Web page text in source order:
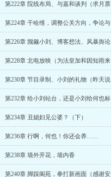
第222章 院线布局、与嘉和谈判（求月票
第224章 干哈维，调整公关方向，争论与
第226章 觊觎小刘、博客想法、风暴舆论
第228章 北电放映（为法皇加和因知雨来
第230章 节目录制、小刘的礼物（昨天说
第232章 给小刘站台，还是小刘给何也标
第234章 丑媳妇见公婆？（下）
第236章 行啊，何也！你还会养……
第238章 墙外开花，墙内香
第240章 脚踩阆苑，拳打新画面（感谢安